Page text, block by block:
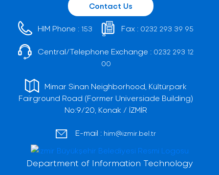
Contact Us
HIM Phone : 153 Fax : 0232 293 39 95
Central/Telephone Exchange : 0232 293 12
00
Mimar Sinan Neighborhood, Kültürpark
Fairground Road (Former Universiade Building)
No:9/20, Konak / İZMİR
E-mail : him@izmir.bel.tr
Department of Information Technology